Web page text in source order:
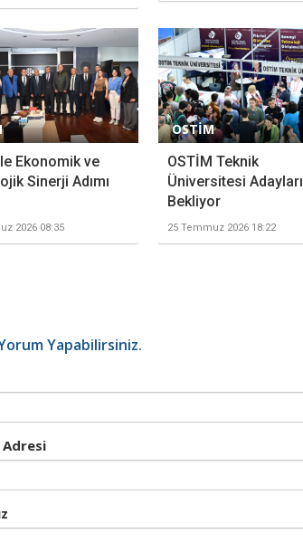
Ekonomik ve
Sinerji Adımı
2026 08:35
OSTİM
OSTİM Teknik
Üniversitesi Adayları
Bekliyor
25 Temmuz 2026 18:22
Yapabilirsiniz.